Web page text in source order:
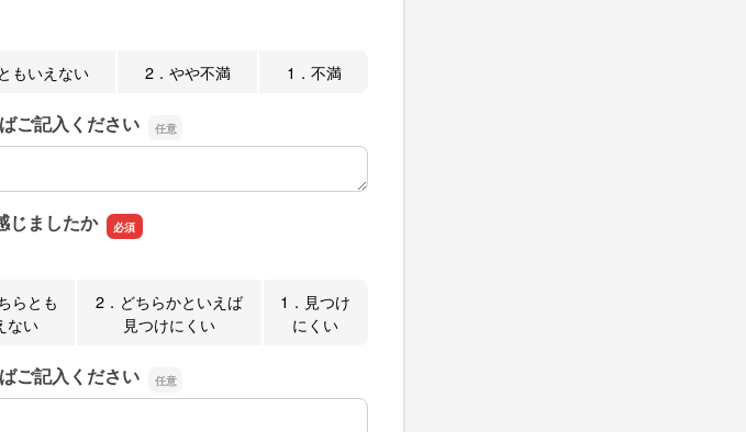
もいえない 2．やや不満 1．不満
ご記入ください
記入ください
じましたか
らとも
ない
2．どちらかといえば
見つけにくい
1．見つけ
にくい
ご記入ください
記入ください